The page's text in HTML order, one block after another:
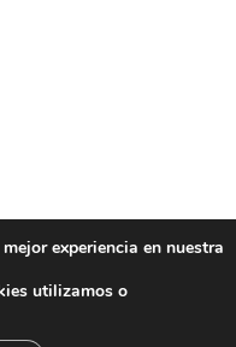
experiencia en nuestra
utilizamos o